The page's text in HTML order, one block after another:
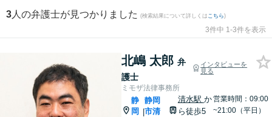
3 人の弁護士が見つかりました (検索結果について詳しくは こちら)
3件中 1-3件を表示
北嶋 太郎 弁
護士
インタビューを
見る
ミモザ法律事務所
静
岡 |
静岡
市清
清水駅 か
ら徒歩5
営業時間：09:00
~21:00（平日）